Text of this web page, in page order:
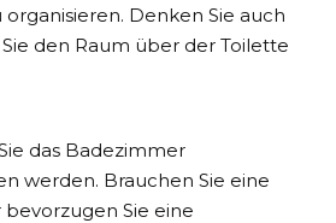
Denken Sie auch
den Raum über der Toilette
das Badezimmer
werden. Brauchen Sie eine
Sie eine